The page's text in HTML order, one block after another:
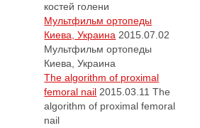
костей голени
Мультфильм ортопеды
Киева, Украина 2015.07.02
Мультфильм ортопеды
Киева, Украина
The algorithm of proximal
femoral nail 2015.03.11 The
algorithm of proximal femoral
nail